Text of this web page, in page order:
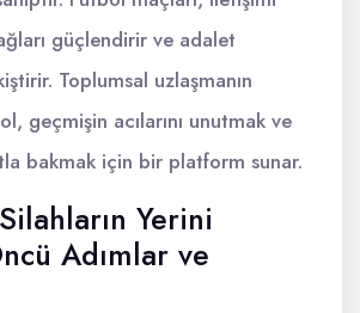
güçlendirir ve adalet
Toplumsal uzlaşmanın
geçmişin acılarını unutmak ve
bakmak için bir platform sunar.
Yerini
Adımlar ve